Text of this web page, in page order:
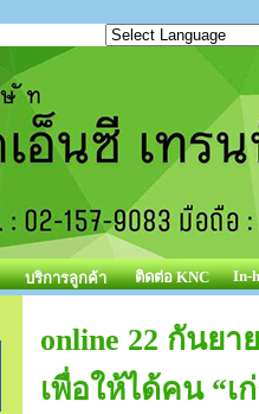
บริการลูกค้า ติดต่อ KNC
In-
online 22 กันย
เพื่อให้ได้คน “เ